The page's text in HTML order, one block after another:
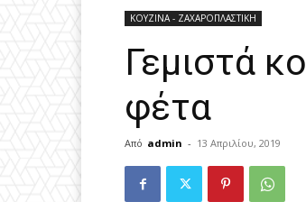
ΚΟΥΖΙΝΑ - ΖΑΧΑΡΟΠΛΑΣΤΙΚΗ
Γεμιστά
φέτα
Από admin - 13 Απριλίου, 2019